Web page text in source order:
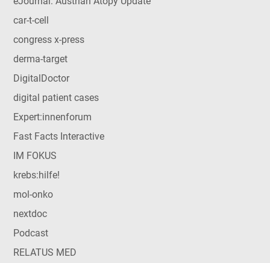
car-t-cell
congress x-press
derma-target
DigitalDoctor
digital patient cases
Expert:innenforum
Fast Facts Interactive
IM FOKUS
krebs:hilfe!
mol-onko
nextdoc
Podcast
RELATUS MED